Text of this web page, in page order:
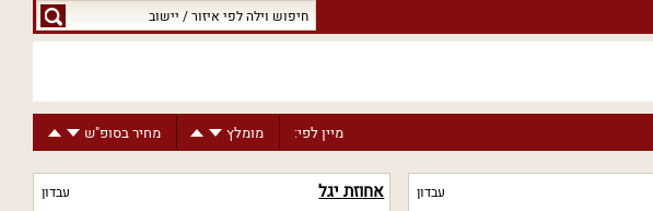
חיפוש
וילה
/
יישוב
מיין לפי: מומלץ מחיר בסופ"ש
עבדון אחוזת יגל עבדון